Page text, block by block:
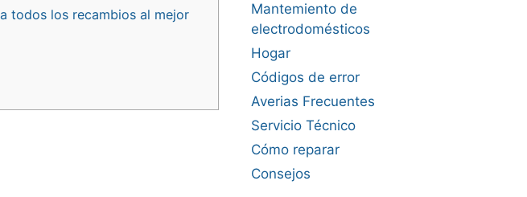
todos los recambios al mejor
Mantemiento de
electrodomésticos
Hogar
Códigos de error
Averias Frecuentes
Servicio Técnico
Cómo reparar
Consejos